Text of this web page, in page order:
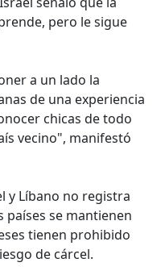
pero le sigue
a un lado la
de una experiencia
chicas de todo
vecino", manifestó
y Líbano no registra
países se mantienen
tienen prohibido
de cárcel.